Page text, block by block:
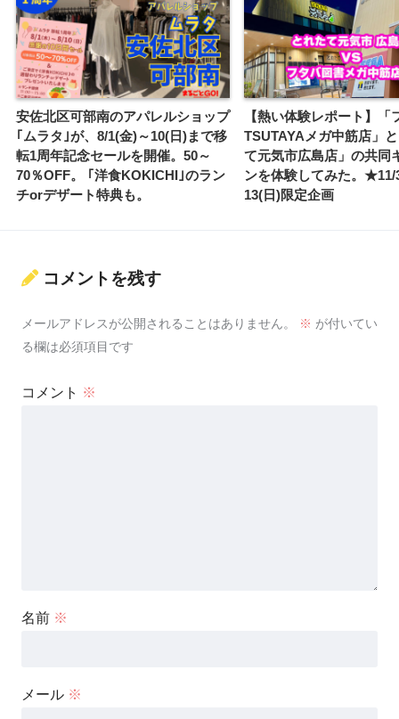
安佐北区可部南のアパレルショップ
｢ムラタ｣が、8/1(金)～10(日)まで移
転1周年記念セールを開催。50～
70％OFF。 ｢洋食KOKICHI｣のラン
チorデザート特典も。
【熱い体験レポート】「
TSUTAYAメガ中筋店」
て元気市広島店」の共同
ンを体験してみた。★11/
13(日)限定企画
コメントを残す
メールアドレスが公開されることはありません。 ※ が付いてい
る欄は必須項目です
コメント ※
名前 ※
メール ※